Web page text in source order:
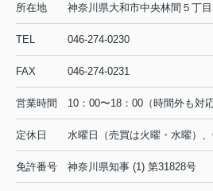
所在地 神奈川県大和市中央林間５丁目
TEL 046-274-0230
FAX 046-274-0231
営業時間 10：00〜18：00（時間外も対
定休日 水曜日（売買は火曜・水曜）
免許番号 神奈川県知事 (1) 第31828号